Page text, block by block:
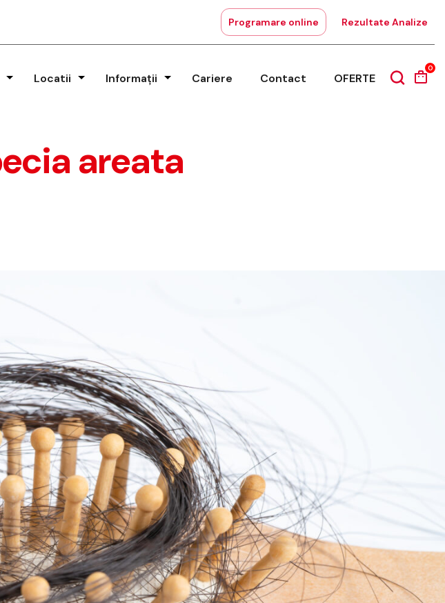
Programare online Rezultate Analize
Locatii Informații Cariere Contact OFERTE
0
areata